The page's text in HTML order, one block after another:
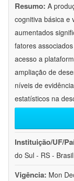
Resumo: A
cognitiva básica e
aumentados
fatores
acesso a
ampliação de
níveis de
estatísticos na
Instituição/UF/
do Sul - RS - Brasil
Vigência: Mon